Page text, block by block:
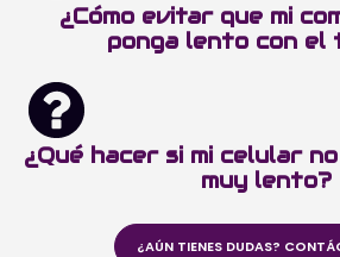
¿Cómo evitar que mi
ponga lento con el
¿Qué hacer si mi celular
muy lento?
¿AÚN TIENES DUDAS?